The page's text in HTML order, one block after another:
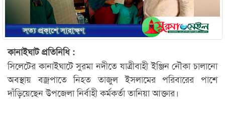
কানাইঘাট প্রতিনিধি :
সিলেটের কানাইঘাটে সুরমা নদীতে যাত্রীবাহী ইঞ্জিন নৌকা চালানো
অবস্থায় বজ্রপাতে নিহত তাজুল ইসলামের পরিবারের পাশে
দাঁড়িয়েছেন উপজেলা নির্বাহী কর্মকর্তা তানিয়া আক্তার।